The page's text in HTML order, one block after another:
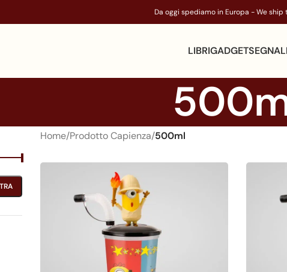
Da oggi spediamo in Europa - We ship
LIBRIGADGET
Home/Prodotto Capienza/500ml